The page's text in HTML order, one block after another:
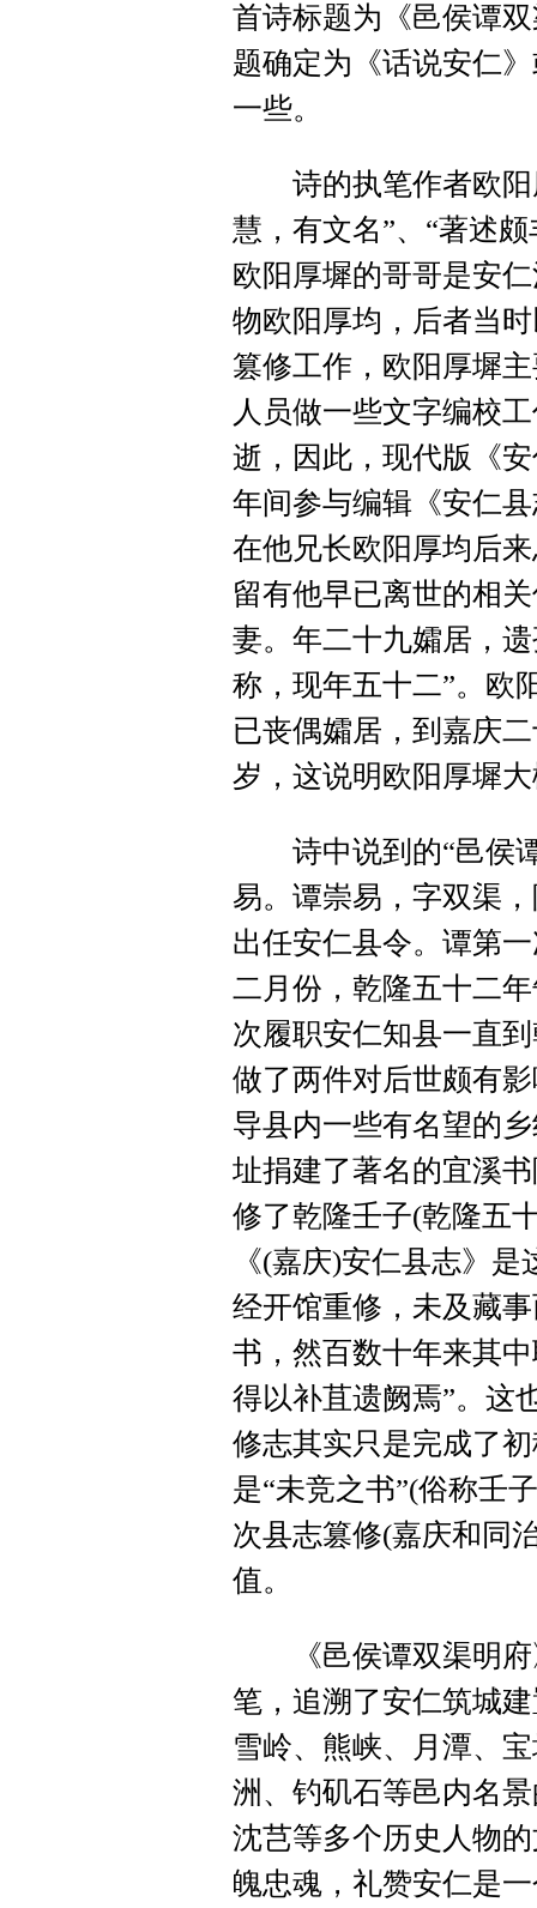
首诗标题为《邑侯谭
题确定为《话说安仁
一些。
诗的执笔作者欧阳
慧，有文名”、“著述
欧阳厚墀的哥哥是安
物欧阳厚均，后者当
篡修工作，欧阳厚墀
人员做一些文字编校
逝，因此，现代版《
年间参与编辑《安仁
在他兄长欧阳厚均后
留有他早已离世的相
妻。年二十九孀居，
称，现年五十二”。欧
已丧偶孀居，到嘉庆
岁，这说明欧阳厚墀
诗中说到的“邑侯谭
易。谭崇易，字双渠
出任安仁县令。谭第
二月份，乾隆五十二
次履职安仁知县一直
做了两件对后世颇有
导县内一些有名望的
址捐建了著名的宜溪
修了乾隆壬子(乾隆五
《(嘉庆)安仁县志》
经开馆重修，未及藏
书，然百数十年来其
得以补苴遗阙焉”。这
修志其实只是完成了
是“未竞之书”(俗称壬
次县志篡修(嘉庆和同
值。
《邑侯谭双渠明府
笔，追溯了安仁筑城
雪岭、熊峡、月潭、
洲、钓矶石等邑内名
沈芑等多个历史人物
魄忠魂，礼赞安仁是